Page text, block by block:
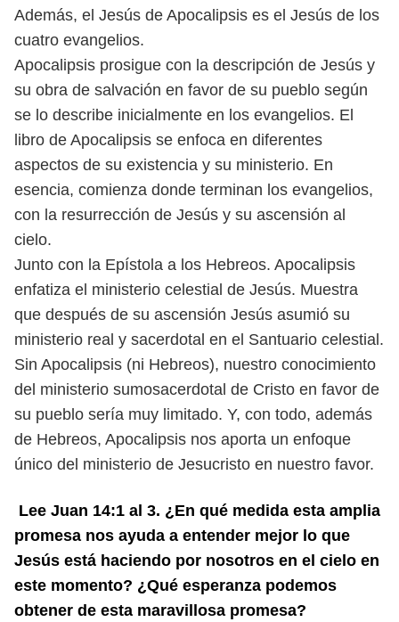
Además, el Jesús de Apocalipsis es el Jesús de los
cuatro evangelios.
Apocalipsis prosigue con la descripción de Jesús y
su obra de salvación en favor de su pueblo según
se lo describe inicialmente en los evangelios. El
libro de Apocalipsis se enfoca en diferentes
aspectos de su existencia y su ministerio. En
esencia, comienza donde terminan los evangelios,
con la resurrección de Jesús y su ascensión al
cielo.
Junto con la Epístola a los Hebreos. Apocalipsis
enfatiza el ministerio celestial de Jesús. Muestra
que después de su ascensión Jesús asumió su
ministerio real y sacerdotal en el Santuario celestial.
Sin Apocalipsis (ni Hebreos), nuestro conocimiento
del ministerio sumosacerdotal de Cristo en favor de
su pueblo sería muy limitado. Y, con todo, además
de Hebreos, Apocalipsis nos aporta un enfoque
único del ministerio de Jesucristo en nuestro favor.
Lee Juan 14:1 al 3. ¿En qué medida esta amplia
promesa nos ayuda a entender mejor lo que
Jesús está haciendo por nosotros en el cielo en
este momento? ¿Qué esperanza podemos
obtener de esta maravillosa promesa?